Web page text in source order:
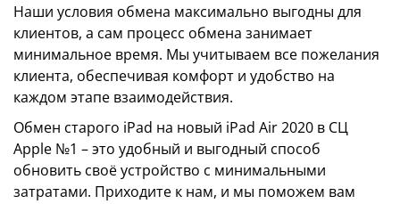
Наши условия обмена максимально выгодны для
клиентов, а сам процесс обмена занимает
минимальное время. Мы учитываем все пожелания
клиента, обеспечивая комфорт и удобство на
каждом этапе взаимодействия.
Обмен старого iPad на новый iPad Air 2020 в СЦ
Apple №1 – это удобный и выгодный способ
обновить своё устройство с минимальными
затратами. Приходите к нам, и мы поможем вам